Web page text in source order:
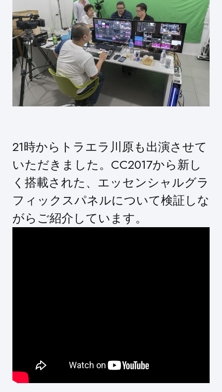
21時からトラエラ川原も出演させて
いただきました。CC2017から新し
く搭載された、エッセンシャルグラ
フィックスパネルについて検証しな
がらご紹介しています。